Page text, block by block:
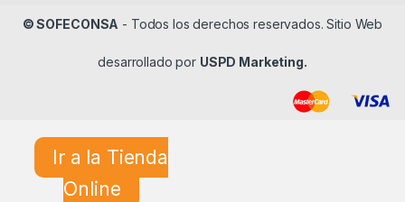
© SOFECONSA - Todos los derechos reservados. Sitio Web
desarrollado por USPD Marketing.
Ir a la Tienda
Online